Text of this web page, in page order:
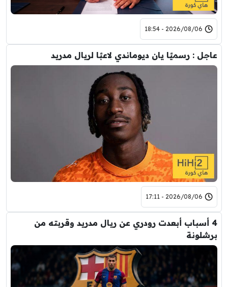
2026/08/06 - 18:54
عاجل : رسميًا يان ديوماندي لاعبًا لريال مدريد
2026/08/06 - 17:11
4 أسباب أبعدت رودري عن ريال مدريد وقربته من
برشلونة